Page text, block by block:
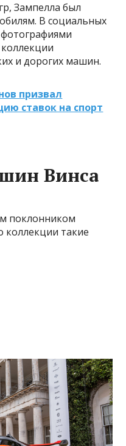
Зампелла был
В социальных
фотографиями
и дорогих машин.
призвал
ставок на спорт
Винса
поклонником
коллекции такие